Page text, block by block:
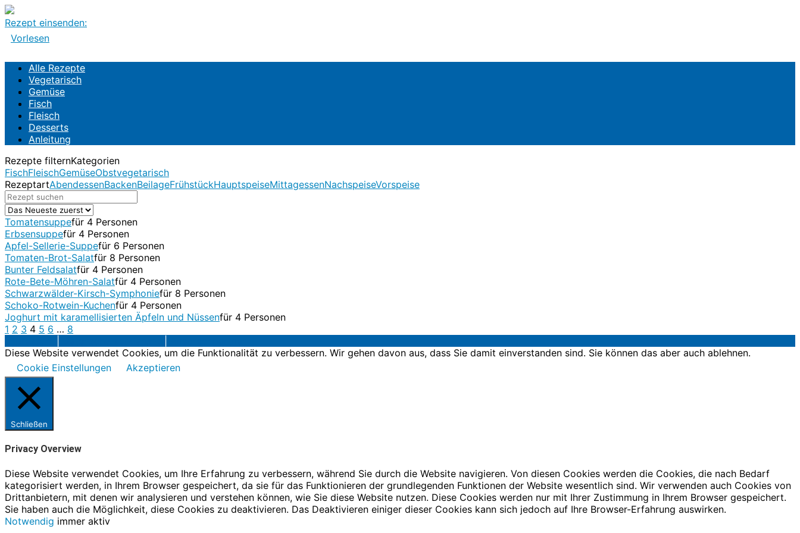
Rezept einsenden:
Vorlesen
Alle Rezepte
Vegetarisch
Gemüse
Fisch
Fleisch
Desserts
Anleitung
Alle Rezepte
Vegetarisch
Gemüse
Fisch
Fleisch
Desserts
Anleitung
Rezepte filternKategorien
FischFleischGemüseObstvegetarisch
RezeptartAbendessenBackenBeilageFrühstückHauptspeiseMittagessenNachspeiseVorspeise
Tomatensuppefür 4 Personen
Erbsensuppefür 4 Personen
Apfel-Sellerie-Suppefür 6 Personen
Tomaten-Brot-Salatfür 8 Personen
Bunter Feldsalatfür 4 Personen
Rote-Bete-Möhren-Salatfür 4 Personen
Schwarzwälder-Kirsch-Symphoniefür 8 Personen
Schoko-Rotwein-Kuchenfür 4 Personen
Joghurt mit karamellisierten Äpfeln und Nüssenfür 4 Personen
1 2 3 4 5 6 … 8
Diese Website verwendet Cookies, um die Funktionalität zu verbessern. Wir gehen davon aus, dass Sie damit einverstanden sind. Sie können das aber auch ablehnen.
Cookie Einstellungen
Akzeptieren
Schließen
Privacy Overview
Diese Website verwendet Cookies, um Ihre Erfahrung zu verbessern, während Sie durch die Website navigieren. Von diesen Cookies werden die Cookies, die nach Bedarf
kategorisiert werden, in Ihrem Browser gespeichert, da sie für das Funktionieren der grundlegenden Funktionen der Website wesentlich sind. Wir verwenden auch Cookies von
Drittanbietern, mit denen wir analysieren und verstehen können, wie Sie diese Website nutzen. Diese Cookies werden nur mit Ihrer Zustimmung in Ihrem Browser gespeichert.
Sie haben auch die Möglichkeit, diese Cookies zu deaktivieren. Das Deaktivieren einiger dieser Cookies kann sich jedoch auf Ihre Browser-Erfahrung auswirken.
Notwendig immer aktiv